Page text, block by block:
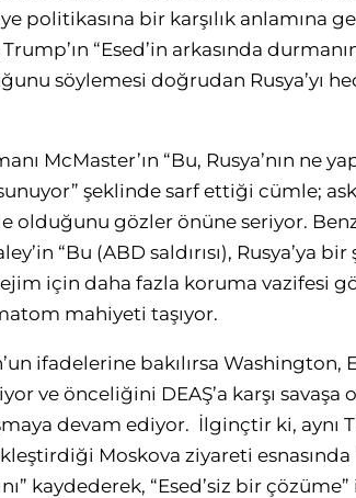
politikasına bir karşılık anlamına
“Esed’in arkasında
söylemesi doğrudan Rusya’yı
McMaster’ın “Bu, Rusya’nın ne
şeklinde sarf ettiği cümle;
olduğunu gözler önüne seriyor.
“Bu (ABD saldırısı), Rusya’ya bir
için daha fazla koruma vazifesi
mahiyeti taşıyor.
ifadelerine bakılırsa Washington,
ve önceliğini DEAŞ’a karşı savaşa
devam ediyor. İlginçtir ki, aynı
Moskova ziyareti esnasında
kaydederek, “Esed’siz bir